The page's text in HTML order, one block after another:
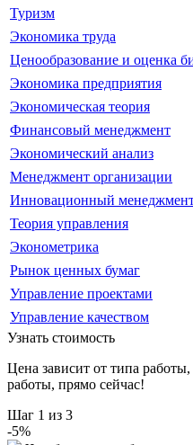
Туризм
Экономика труда
Ценообразование и оценка
Экономика предприятия
Экономическая теория
Финансовый менеджмент
Экономический анализ
Менеджмент организации
Инновационный
Теория управления
Эконометрика
Рынок ценных бумаг
Управление проектами
Управление качеством
Узнать стоимость
Цена зависит от типа
работы, прямо сейчас!
Шаг 1 из 3
-5%